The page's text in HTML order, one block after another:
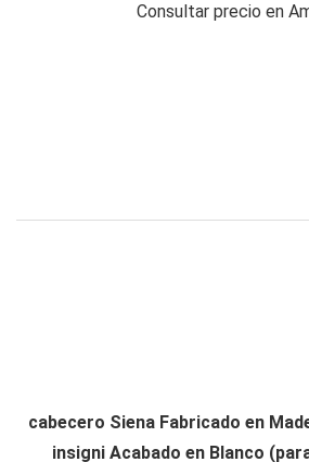
Consultar precio en
cabecero Siena Fabricado en
insigni Acabado en Blanco